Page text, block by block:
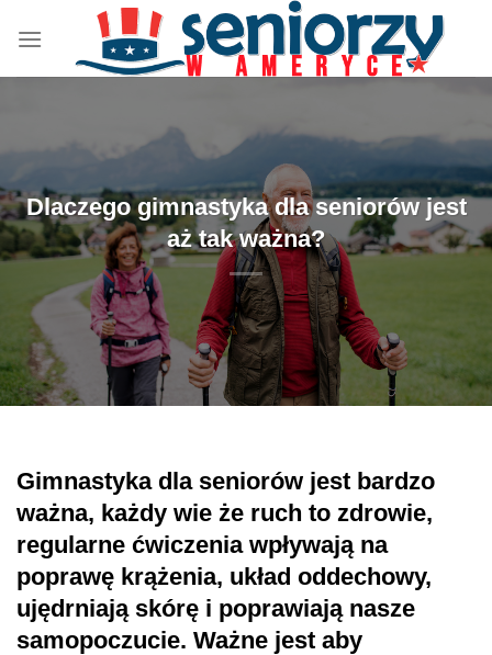
zawartości
Dlaczego gimnastyka dla seniorów jest
aż tak ważna?
Gimnastyka dla seniorów jest bardzo
ważna, każdy wie że ruch to zdrowie,
regularne ćwiczenia wpływają na
poprawę krążenia, układ oddechowy,
ujędrniają skórę i poprawiają nasze
samopoczucie. Ważne jest aby